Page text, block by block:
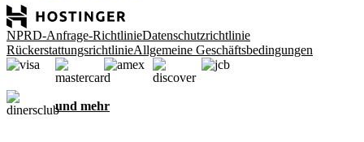
NPRD-Anfrage-RichtlinieDatenschutzrichtlinie
RückerstattungsrichtlinieAllgemeine Geschäftsbedingungen
und mehr